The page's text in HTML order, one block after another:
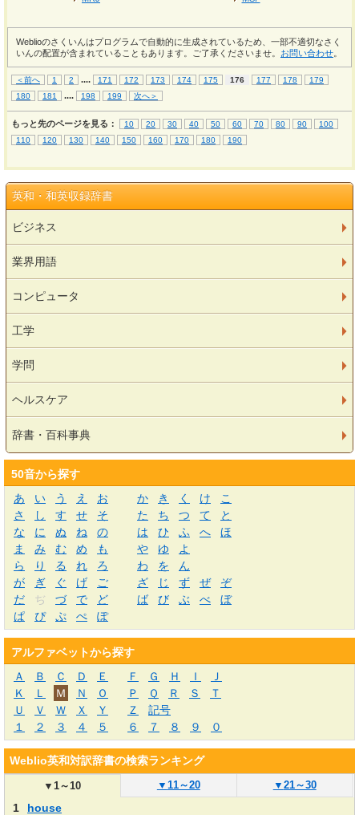
Weblioのさくいんはプログラムで自動的に生成されているため、一部不適切なさく
いんの配置が含まれていることもあります。ご了承くださいませ。 お問い合わせ
＜前へ 1 2 .... 171 172 173 174 175 176 177 178
179
180
181 .... 198 199 次へ＞
もっと先のページを見る： 10 20 30 40 50 60 70 80 90
100
110
120 130 140 150 160 170 180 190
英和・和英収録辞書
ビジネス
業界用語
コンピュータ
工学
学問
ヘルスケア
辞書・百科事典
50音から探す
あ
い う え お か き く け
こ
さ
し す せ そ た ち つ て
と
な
に ぬ ね の は ひ ふ へ
ほ
ま
み む め も や ゆ
よ
ら
り る れ ろ わ を
ん
が
ぎ ぐ げ ご ざ じ ず ぜ
ぞ
だ
ぢ づ で ど ば び ぶ べ
ぼ
ぱ
ぴ ぷ ぺ ぽ
アルファベットから探す
Ａ
Ｂ Ｃ Ｄ Ｅ Ｆ Ｇ Ｈ Ｉ
Ｊ
Ｋ
Ｌ Ｍ Ｎ Ｏ Ｐ Ｑ Ｒ Ｓ
Ｔ
Ｕ
Ｖ Ｗ Ｘ Ｙ Ｚ
記号
１
２ ３ ４ ５ ６ ７ ８ ９ ０
Weblio英和対訳辞書の検索ランキング
▼1～10 ▼ 11～20 ▼ 21～30
1 house